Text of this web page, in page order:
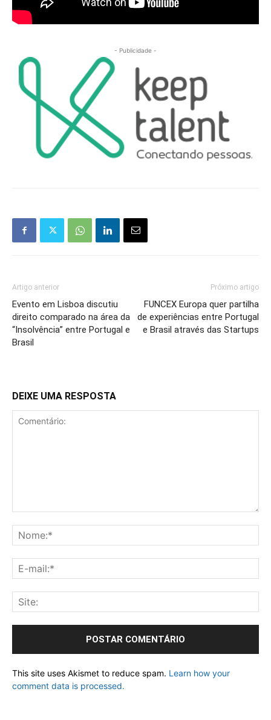
- Publicidade -
Artigo anterior
Evento em Lisboa discutiu
direito comparado na área da
“Insolvência” entre Portugal e
Brasil
Próximo artigo
FUNCEX Europa quer partilha
de experiências entre Portugal
e Brasil através das Startups
DEIXE UMA RESPOSTA
This site uses Akismet to reduce spam. Learn how your
comment data is processed.